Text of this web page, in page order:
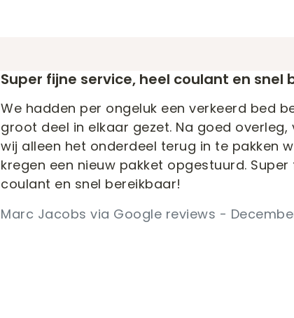
Super fijne service, heel coulant en snel
We hadden per ongeluk een verkeerd bed
groot deel in elkaar gezet. Na goed
wij alleen het onderdeel terug in te pakken
kregen een nieuw pakket opgestuurd. Super
coulant en snel bereikbaar!
Marc Jacobs via Google reviews -